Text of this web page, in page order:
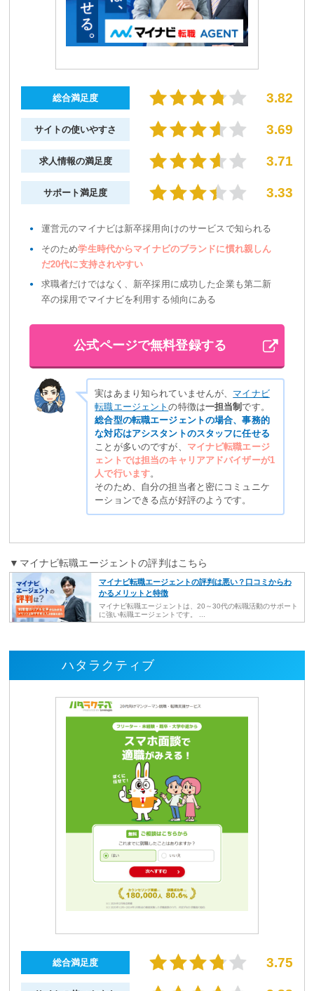
総合満足度 3.82
サイトの使いやすさ 3.69
求人情報の満足度 3.71
サポート満足度 3.33
運営元のマイナビは新卒採用向けのサービスで知られる
そのため学生時代からマイナビのブランドに慣れ親しん
だ20代に支持されやすい
求職者だけではなく、新卒採用に成功した企業も第二新
卒の採用でマイナビを利用する傾向にある
公式ページで無料登録する
実はあまり知られていませんが、 マイナビ
転職エージェントの特徴は一担当制です。
総合型の転職エージェントの場合、事務的
な対応はアシスタントのスタッフに任せる
ことが多いのですが、 マイナビ転職エージ
ェントでは担当のキャリアアドバイザーが1
人で行います。
そのため、自分の担当者と密にコミュニケ
ーションできる点が好評のようです。
▼マイナビ転職エージェントの評判はこちら
マイナビ転職エージェントの評判は悪い？口コミからわ
かるメリットと特徴
マイナビ転職エージェントは、20～30代の転職活動のサポート
に強い転職エージェントです。 ...
ハタラクティブ
総合満足度 3.75